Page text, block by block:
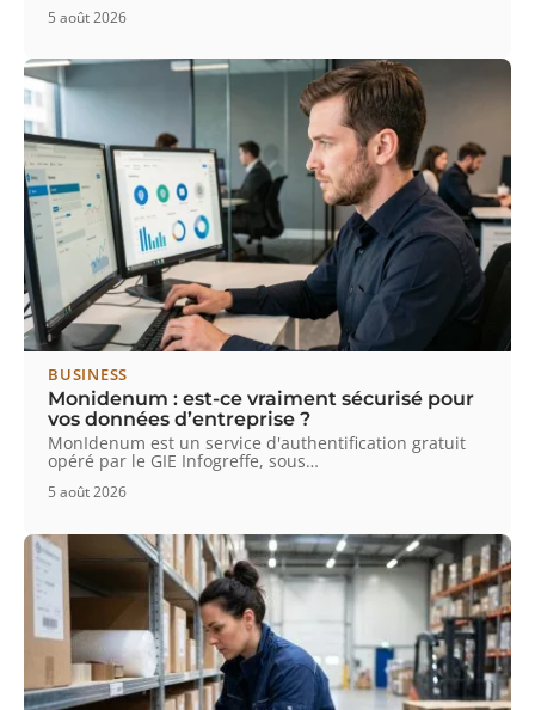
5 août 2026
BUSINESS
Monidenum : est-ce vraiment sécurisé pour
vos données d’entreprise ?
MonIdenum est un service d'authentification gratuit
opéré par le GIE Infogreffe, sous…
5 août 2026